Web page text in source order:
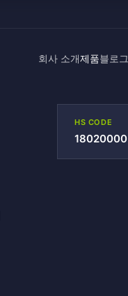
회사 소개제품블로그
HS CODE
18020000